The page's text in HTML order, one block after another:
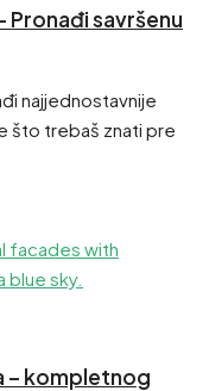
Pronađi savršenu
najjednostavnije
što trebaš znati pre
– kompletnog